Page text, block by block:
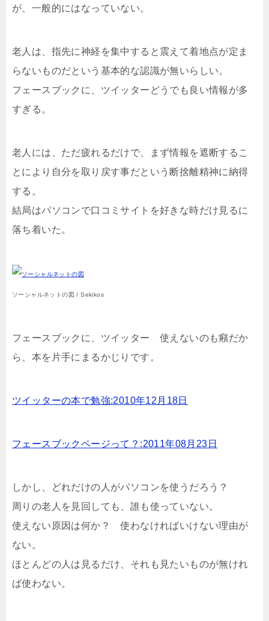
が、一般的にはなっていない。
老人は、指先に神経を集中すると震えて着地点が定ま
らないものだという基本的な認識が無いらしい。
フェースブックに、ツイッターどうでも良い情報が多
すぎる。
老人には、ただ疲れるだけで、まず情報を遮断するこ
とにより自分を取り戻す事だという断捨離精神に納得
する。
結局はパソコンで口コミサイトを好きな時だけ見るに
落ち着いた。
ソーシャルネットの図 / Sekikos
フェースブックに、ツイッター 使えないのも癪だか
ら、本を片手にまるかじりです。
ツイッターの本で勉強:2010年12月18日
フェースブックページって？:2011年08月23日
しかし、どれだけの人がパソコンを使うだろう？
周りの老人を見回しても、誰も使っていない。
使えない原因は何か？ 使わなければいけない理由が
ない。
ほとんどの人は見るだけ、それも見たいものが無けれ
ば使わない。